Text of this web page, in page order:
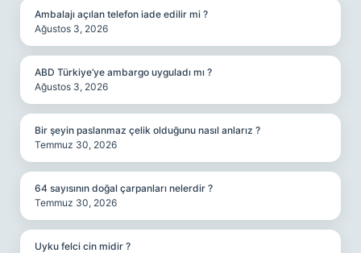
Ambalajı açılan telefon iade edilir mi ?
Ağustos 3, 2026
ABD Türkiye’ye ambargo uyguladı mı ?
Ağustos 3, 2026
Bir şeyin paslanmaz çelik olduğunu nasıl anlarız ?
Temmuz 30, 2026
64 sayısının doğal çarpanları nelerdir ?
Temmuz 30, 2026
Uyku felci cin midir ?